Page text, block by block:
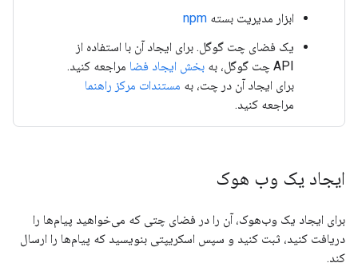
ابزار مدیریت بسته npm
یک فضای چت گوگل. برای ایجاد آن با استفاده از
API چت گوگل، به
بخش ایجاد فضا مراجعه کنید.
برای ایجاد آن در چت، به مستندات مرکز راهنما
مراجعه کنید.
ایجاد یک وب هوک
برای ایجاد یک وب‌هوک، آن را در فضای چتی که می‌خواهید پیام‌ها را
دریافت کنید، ثبت کنید و سپس اسکریپتی بنویسید که پیام‌ها را ارسال
کند.